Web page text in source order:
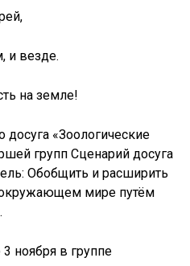
и везде.
на земле!
физкультурного досуга
забеги» для средней
групп Сценарий досуга
забеги» Цель:
и расширить знания